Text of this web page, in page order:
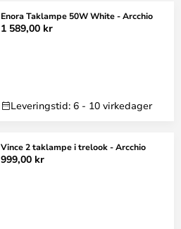
Enora Taklampe 50W White - Arcchio
1 589,00 kr
Leveringstid: 6 - 10 virkedager
Vince 2 taklampe i trelook - Arcchio
999,00 kr